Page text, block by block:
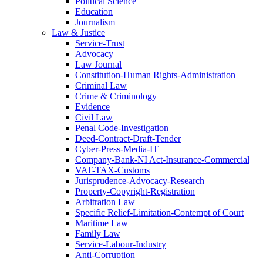
Education
Journalism
Law & Justice
Service-Trust
Advocacy
Law Journal
Constitution-Human Rights-Administration
Criminal Law
Crime & Criminology
Evidence
Civil Law
Penal Code-Investigation
Deed-Contract-Draft-Tender
Cyber-Press-Media-IT
Company-Bank-NI Act-Insurance-Commercial
VAT-TAX-Customs
Jurisprudence-Advocacy-Research
Property-Copyright-Registration
Arbitration Law
Specific Relief-Limitation-Contempt of Court
Maritime Law
Family Law
Service-Labour-Industry
Anti-Corruption